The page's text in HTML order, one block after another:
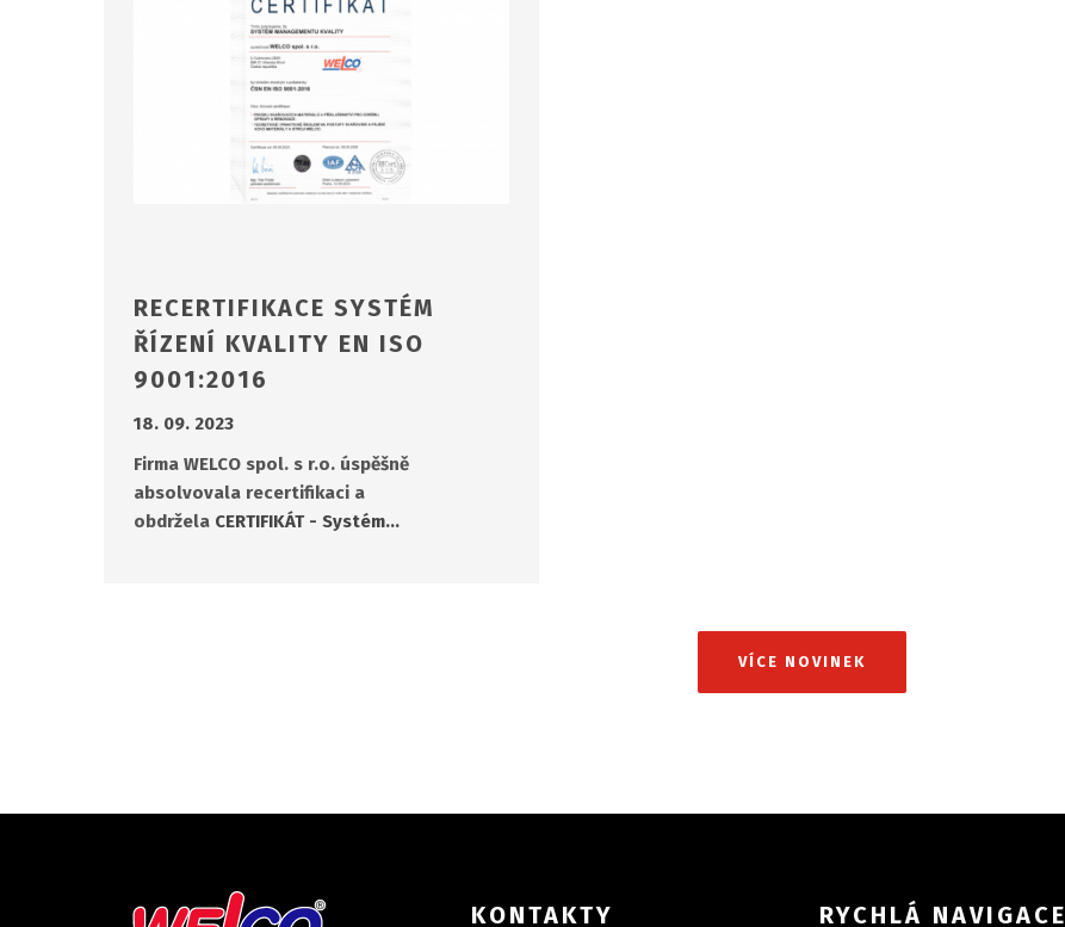
RECERTIFIKACE SYSTÉM
ŘÍZENÍ KVALITY EN ISO
9001:2016
18. 09. 2023
Firma WELCO spol. s r.o. úspěšně
absolvovala recertifikaci a
obdržela CERTIFIKÁT - Systém…
VÍCE NOVINEK
KONTAKTY RYCHLÁ NAVIGACE